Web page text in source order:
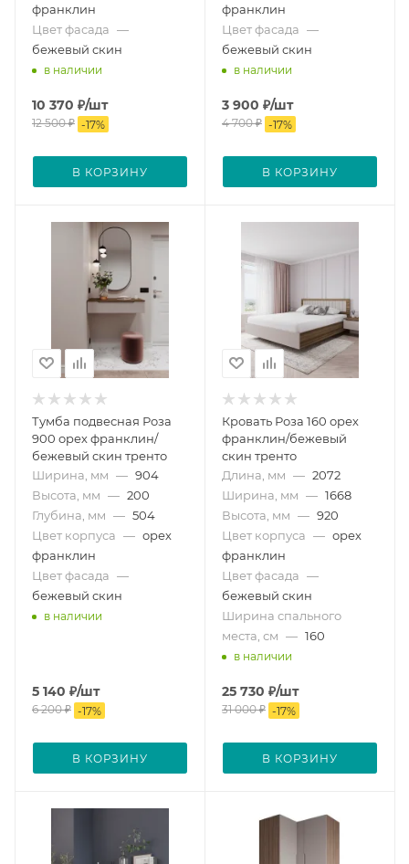
франклин
Цвет фасада —
бежевый скин
в наличии
10 370 ₽/шт
12 500₽ -17%
В КОРЗИНУ
франклин
Цвет фасада —
бежевый скин
в наличии
3 900 ₽/шт
4 700₽ -17%
В КОРЗИНУ
Тумба подвесная Роза
900 орех франклин/
бежевый скин тренто
Ширина, мм — 904
Высота, мм — 200
Глубина, мм — 504
Цвет корпуса — орех
франклин
Цвет фасада —
бежевый скин
в наличии
5 140 ₽/шт
6 200₽ -17%
В КОРЗИНУ
Кровать Роза 160 орех
франклин/бежевый
скин тренто
Длина, мм — 2072
Ширина, мм — 1668
Высота, мм — 920
Цвет корпуса — орех
франклин
Цвет фасада —
бежевый скин
Ширина спального
места, см — 160
в наличии
25 730 ₽/шт
31 000₽ -17%
В КОРЗИНУ